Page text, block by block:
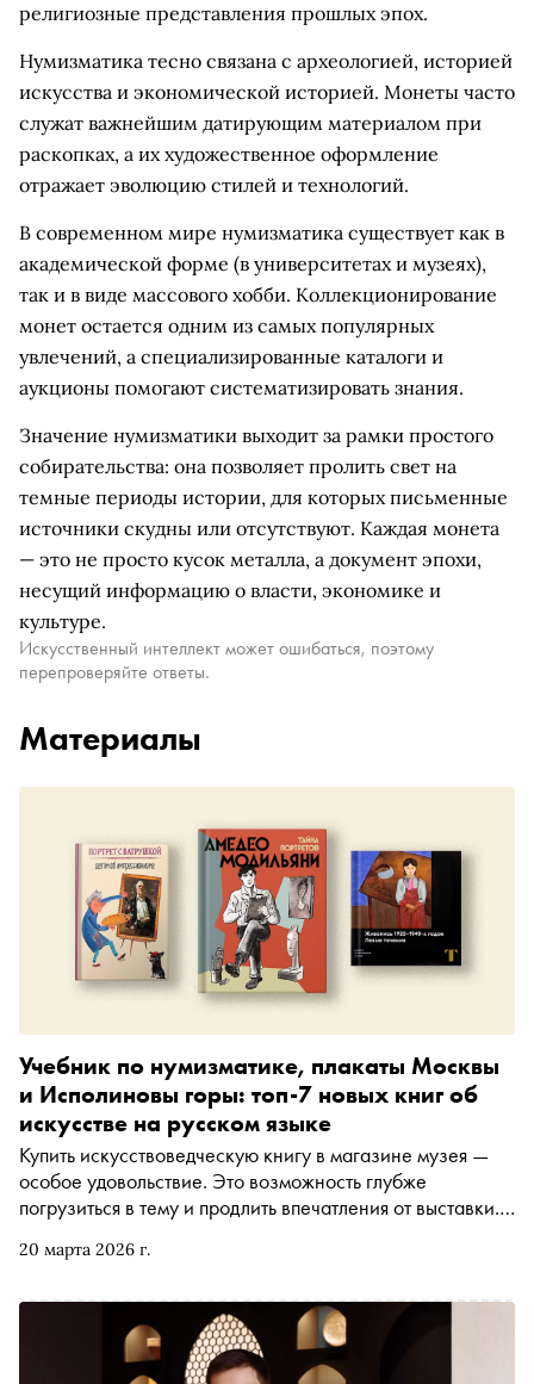
религиозные представления прошлых эпох.
Нумизматика тесно связана с археологией, историей
искусства и экономической историей. Монеты часто
служат важнейшим датирующим материалом при
раскопках, а их художественное оформление
отражает эволюцию стилей и технологий.
В современном мире нумизматика существует как в
академической форме (в университетах и музеях),
так и в виде массового хобби. Коллекционирование
монет остается одним из самых популярных
увлечений, а специализированные каталоги и
аукционы помогают систематизировать знания.
Значение нумизматики выходит за рамки простого
собирательства: она позволяет пролить свет на
темные периоды истории, для которых письменные
источники скудны или отсутствуют. Каждая монета
— это не просто кусок металла, а документ эпохи,
несущий информацию о власти, экономике и
культуре.
Искусственный интеллект может ошибаться, поэтому
перепроверяйте ответы.
Материалы
20 марта 2026 г.
Учебник по нумизматике, плакаты Москвы
и Исполиновы горы: топ-7 новых книг об
искусстве на русском языке
Купить искусствоведческую книгу в магазине музея —
особое удовольствие. Это возможность глубже
погрузиться в тему и продлить впечатления от выставки.
шанс получить редкие факты от настоящих
для восприятия. «Сноб» рассказывает о самых
интересных музейных изданиях последних лет